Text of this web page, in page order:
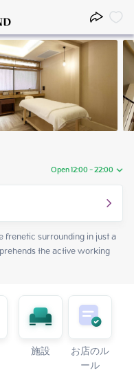
Open 12:00 - 22:00
12:00 - 22:00
12:00 - 22:00
12:00 - 22:00
12:00 - 22:00
12:00 - 22:00
frenetic surrounding in just a
the active working
施設 お店のル
ール